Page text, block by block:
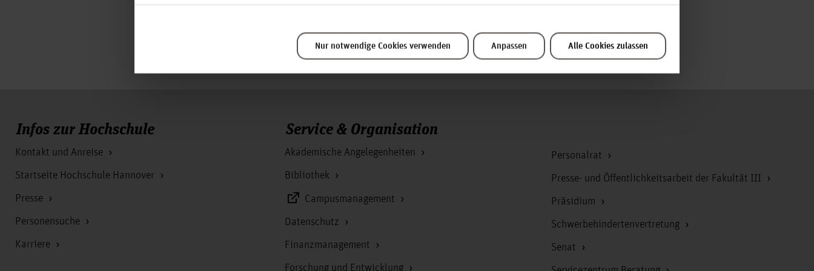
Nur notwendige Cookies verwenden Anpassen Alle Cookies zulassen
Infos zur Hochschule
Kontakt und Anreise
Startseite Hochschule Hannover
Presse
Personensuche
Karriere
Service & Organisation
Akademische Angelegenheiten
Bibliothek
Campusmanagement
Datenschutz
Finanzmanagement
Forschung und Entwicklung
Personalrat
Presse- und Öffentlichkeitsarbeit der Fakultät III
Präsidium
Schwerbehindertenvertretung
Senat